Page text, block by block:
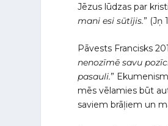
Jēzus lūdzas par
mani esi sūtījis.” (Jņ
Pāvests Francisks
nenozīmē savu
pasauli.”
mēs vēlamies būt
saviem brāļiem un